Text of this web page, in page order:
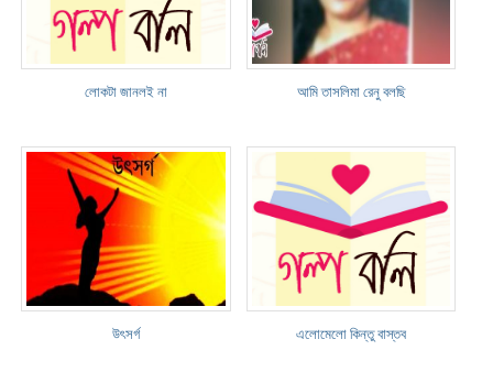
লোকটা জানলই না আমি তাসলিমা রেনু বলছি
উৎসর্গ এলোমেলো কিন্তু বাস্তব